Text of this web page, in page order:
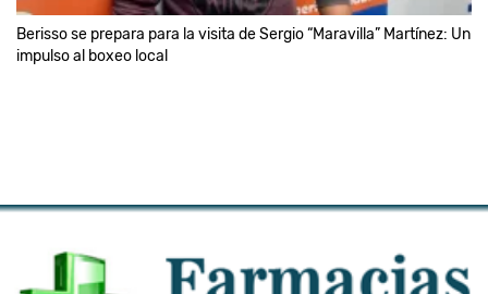
Berisso se prepara para la visita de Sergio “Maravilla” Martínez: Un
impulso al boxeo local